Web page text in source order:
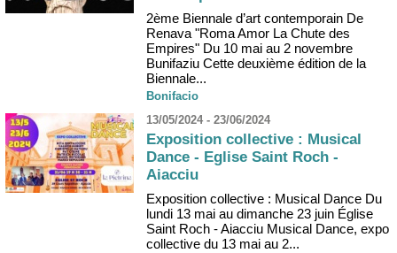
2ème Biennale d’art contemporain De
Renava "Roma Amor La Chute des
Empires" Du 10 mai au 2 novembre
Bunifaziu Cette deuxième édition de la
Biennale...
Bonifacio
13/05/2024 - 23/06/2024
Exposition collective : Musical
Dance - Eglise Saint Roch -
Aiacciu
Exposition collective : Musical Dance Du
lundi 13 mai au dimanche 23 juin Église
Saint Roch - Aiacciu Musical Dance, expo
collective du 13 mai au 2...